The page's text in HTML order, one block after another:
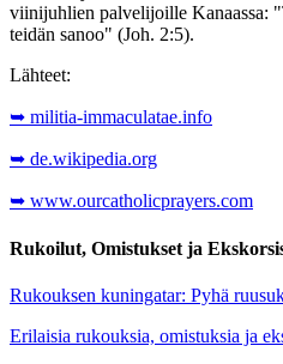
viinijuhlien palvelijoille Kanaassa:
teidän sanoo" (Joh. 2:5).
Lähteet:
➥ militia-immaculatae.info
➥ de.wikipedia.org
➥ www.ourcatholicprayers.com
Rukoilut, Omistukset ja
Rukouksen kuningatar: Pyhä
Erilaisia rukouksia, omistuksia ja